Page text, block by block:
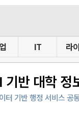
IT 라
반 대학 정
터 기반 행정 서비스 공